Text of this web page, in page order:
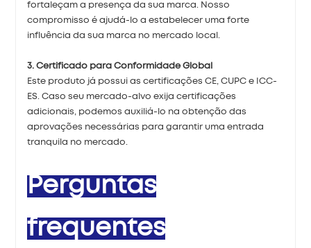
fortaleçam a presença da sua marca. Nosso
compromisso é ajudá-lo a estabelecer uma forte
influência da sua marca no mercado local.
3. Certificado para Conformidade Global
Este produto já possui as certificações CE, CUPC e ICC-
ES. Caso seu mercado-alvo exija certificações
adicionais, podemos auxiliá-lo na obtenção das
aprovações necessárias para garantir uma entrada
tranquila no mercado.
Perguntas
frequentes